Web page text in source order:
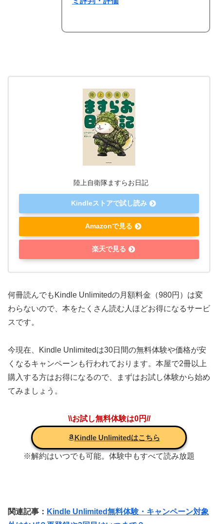
陸上自衛隊ますらお日記
Kindleストアで試し読み
Amazonで見る
楽天で見る
何冊読んでもKindle Unlimitedの月額料金（980円）は変
わらないので、本をたくさん読む人ほどお得になるサービ
スです。
今現在、Kindle Unlimitedは30日間の無料体験や価格が安
くなるキャンペーン も行われております。本屋で2冊以上
購入する方はお得になるので、まずはお試し体験から始め
てみましょう。
\\お試し無料体験は0円//
Kindle Unlimitedはこちら
※解約はいつでも可能。体験中もすべて読み放題
関連記事： Kindle Unlimited無料体験・キャンペーン対象